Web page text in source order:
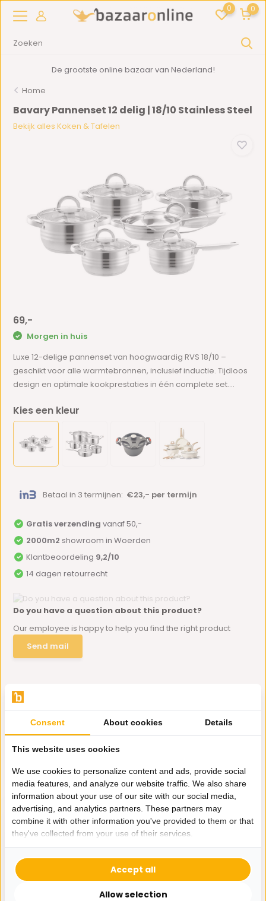
0 0
De grootste online bazaar van Nederland!
Home
Bavary Pannenset 12 delig | 18/10 Stainless Steel
Bekijk alles Koken & Tafelen
69,-
Morgen in huis
Luxe 12-delige pannenset van hoogwaardig RVS 18/10 –
geschikt voor alle warmtebronnen, inclusief inductie. Tijdloos
design en optimale kookprestaties in één complete set....
Kies een kleur
Betaal in 3 termijnen: €23,- per termijn
Gratis verzending vanaf 50,-
2000m2 showroom in Woerden
Klantbeoordeling 9,2/10
14 dagen retourrecht
Do you have a question about this product?
Our employee is happy to help you find the right product
Send mail
Specificaties
Eerder bekeken door jou
Bavary Pannenset 12
delig | 18/10
Consent About cookies Details
This website uses cookies
We use cookies to personalize content and ads, provide social
media features, and analyze our website traffic. We also share
information about your use of our site with our social media,
advertising, and analytics partners. These partners may
combine it with other information you've provided to them or that
they've collected from your use of their services.
Allow selection
Accept all